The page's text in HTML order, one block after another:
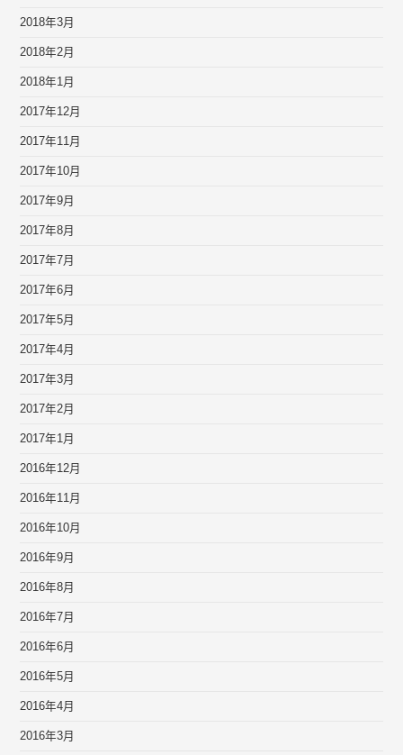
2018年3月
2018年2月
2018年1月
2017年12月
2017年11月
2017年10月
2017年9月
2017年8月
2017年7月
2017年6月
2017年5月
2017年4月
2017年3月
2017年2月
2017年1月
2016年12月
2016年11月
2016年10月
2016年9月
2016年8月
2016年7月
2016年6月
2016年5月
2016年4月
2016年3月